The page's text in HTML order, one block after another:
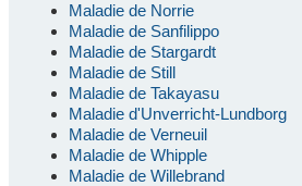
Maladie de Norrie
Maladie de Sanfilippo
Maladie de Stargardt
Maladie de Still
Maladie de Takayasu
Maladie d'Unverricht-Lundborg
Maladie de Verneuil
Maladie de Whipple
Maladie de Willebrand